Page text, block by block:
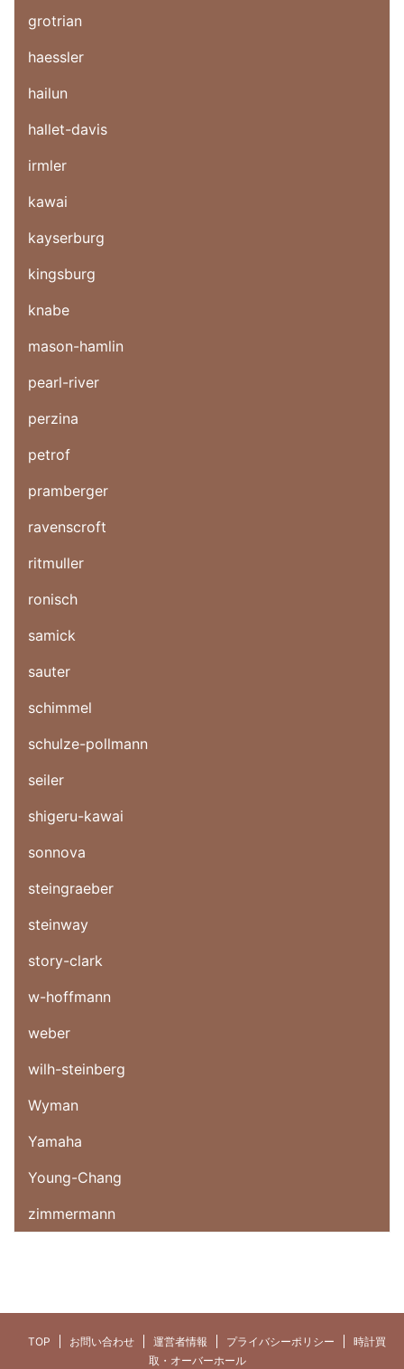
grotrian
haessler
hailun
hallet-davis
irmler
kawai
kayserburg
kingsburg
knabe
mason-hamlin
pearl-river
perzina
petrof
pramberger
ravenscroft
ritmuller
ronisch
samick
sauter
schimmel
schulze-pollmann
seiler
shigeru-kawai
sonnova
steingraeber
steinway
story-clark
w-hoffmann
weber
wilh-steinberg
Wyman
Yamaha
Young-Chang
zimmermann
TOP お問い合わせ 運営者情報 プライバシーポリシー
時計買
取・オーバーホール